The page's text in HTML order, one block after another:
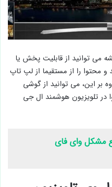
می ‌توانید از قابلیت پخش یا
محتوا را از مستقیما از لپ تاپ
بر این، می توانید از گوشی
تلویزیون هوشمند ال جی
مشکل وای فای